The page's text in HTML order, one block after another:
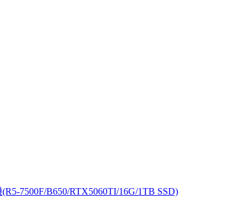
7500F/B650/RTX5060TI/16G/1TB SSD)